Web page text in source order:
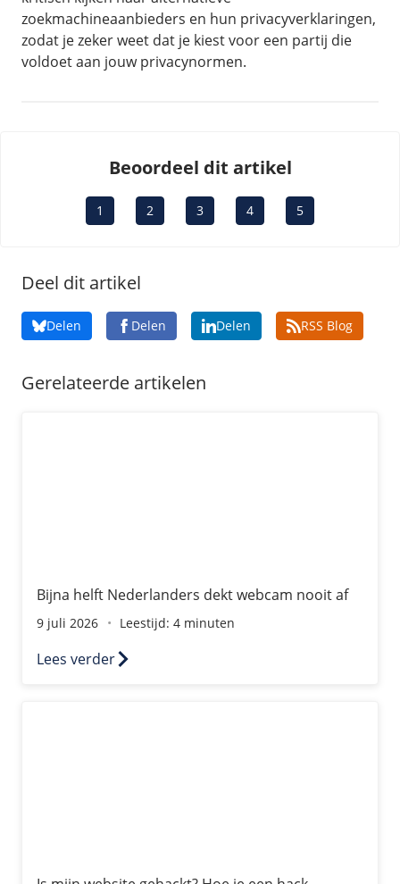
zoekmachineaanbieders en hun privacyverklaringen,
zodat je zeker weet dat je kiest voor een partij die
voldoet aan jouw privacynormen.
Beoordeel dit artikel
1 2 3 4 5
Deel dit artikel
Delen Delen Delen RSS Blog
Gerelateerde artikelen
Bijna helft Nederlanders dekt webcam nooit af
9 juli 2026 Leestijd: 4 minuten
Lees verder